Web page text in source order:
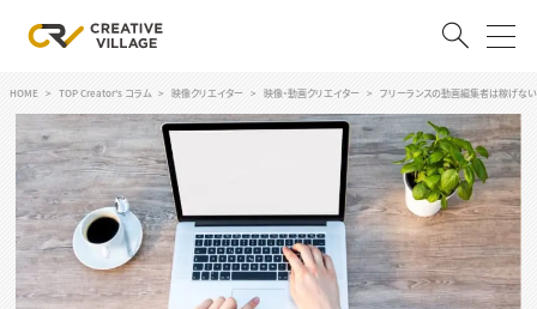
ログイン 会員登録
RECRUIT
クリエイター求人を探す
HOME TOP Creator's コラム 映像クリエイター 映像・動画クリエイター フリーランスの動画編集者は稼げな